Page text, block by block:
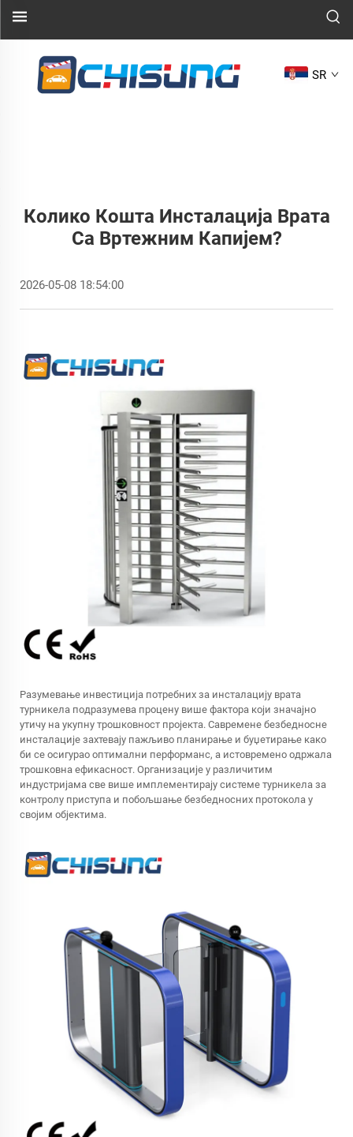
SR
Колико Кошта Инсталација Врата
Са Вртежним Капијем?
2026-05-08 18:54:00
Разумевање инвестиција потребних за инсталацију врата
турникела подразумева процену више фактора који значајно
утичу на укупну трошковност пројекта. Савремене безбедносне
инсталације захтевају пажљиво планирање и буџетирање како
би се осигурао оптимални перформанс, а истовремено одржала
трошковна ефикасност. Организације у различитим
индустријама све више имплементирају системе турникела за
контролу приступа и побољшање безбедносних протокола у
својим објектима.